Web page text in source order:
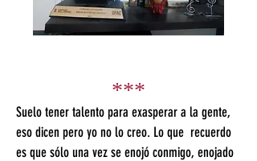
***
Suelo tener talento para exasperar a la gente,
eso dicen pero yo no lo creo. Lo que recuerdo
es que sólo una vez se enojó conmigo, enojado